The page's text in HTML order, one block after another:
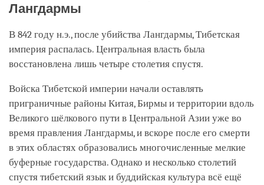
Лангдармы
В 842 году н.э., после убийства Лангдармы, Тибетская
империя распалась. Центральная власть была
восстановлена лишь четыре столетия спустя.
Войска Тибетской империи начали оставлять
приграничные районы Китая, Бирмы и территории вдоль
Великого шёлкового пути в Центральной Азии уже во
время правления Лангдармы, и вскоре после его смерти
в этих областях образовались многочисленные мелкие
буферные государства. Однако и несколько столетий
спустя тибетский язык и буддийская культура всё ещё